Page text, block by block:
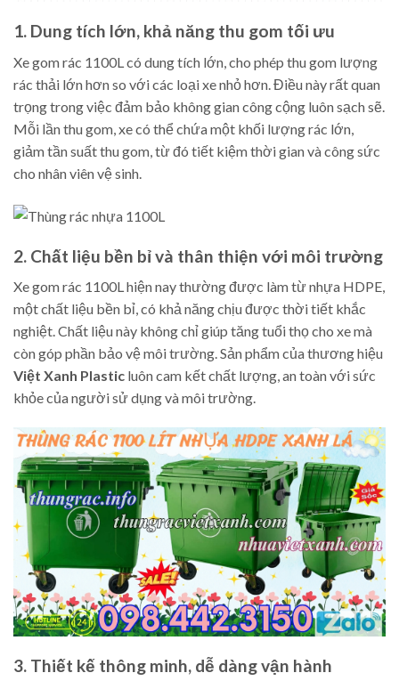
1. Dung tích lớn, khả năng thu gom tối ưu
Xe gom rác 1100L có dung tích lớn, cho phép thu gom lượng
rác thải lớn hơn so với các loại xe nhỏ hơn. Điều này rất quan
trọng trong việc đảm bảo không gian công cộng luôn sạch sẽ.
Mỗi lần thu gom, xe có thể chứa một khối lượng rác lớn,
giảm tần suất thu gom, từ đó tiết kiệm thời gian và công sức
cho nhân viên vệ sinh.
2. Chất liệu bền bỉ và thân thiện với môi trường
Xe gom rác 1100L hiện nay thường được làm từ nhựa HDPE,
một chất liệu bền bỉ, có khả năng chịu được thời tiết khắc
nghiệt. Chất liệu này không chỉ giúp tăng tuổi thọ cho xe mà
còn góp phần bảo vệ môi trường. Sản phẩm của thương hiệu
Việt Xanh Plastic luôn cam kết chất lượng, an toàn với sức
khỏe của người sử dụng và môi trường.
3. Thiết kế thông minh, dễ dàng vận hành